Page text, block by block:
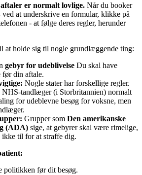
er normalt lovlige. Når du booker
ved at underskrive en formular, klikke på
- at følge deres regler, herunder
at holde sig til nogle grundlæggende ting:
gebyr for udeblivelse Du skal have
før din aftale.
Nogle stater har forskellige regler.
NHS-tandlæger (i Storbritannien) normalt
for udeblevne besøg for voksne, men
Grupper som Den amerikanske
(ADA) sige, at gebyrer skal være rimelige,
ikke til for at straffe dig.
politikken før dit besøg.